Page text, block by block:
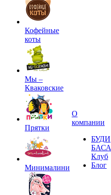
Кофейные
коты
Мы –
Кваковские
Прятки
Минималини
О
компании
БУДИ
БАСА
Клуб
Блог